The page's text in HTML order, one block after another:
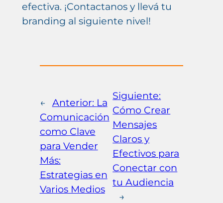
efectiva. ¡Contactanos y llevá tu
branding al siguiente nivel!
← Anterior: La
Comunicación
como Clave
para Vender
Más:
Estrategias en
Varios Medios
Siguiente:
Cómo Crear
Mensajes
Claros y
Efectivos para
Conectar con
tu Audiencia
→